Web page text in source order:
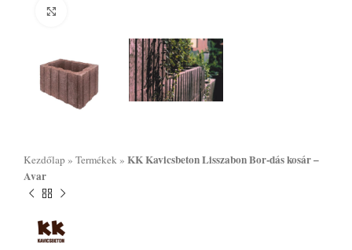
Kezdőlap » Termékek » KK Kavicsbeton Lisszabon Bor-dás kosár –
Avar